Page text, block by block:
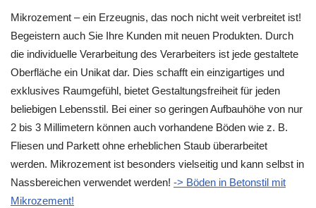
Mikrozement – ein Erzeugnis, das noch nicht weit verbreitet ist!
Begeistern auch Sie Ihre Kunden mit neuen Produkten. Durch
die individuelle Verarbeitung des Verarbeiters ist jede gestaltete
Oberfläche ein Unikat dar. Dies schafft ein einzigartiges und
exklusives Raumgefühl, bietet Gestaltungsfreiheit für jeden
beliebigen Lebensstil. Bei einer so geringen Aufbauhöhe von nur
2 bis 3 Millimetern können auch vorhandene Böden wie z. B.
Fliesen und Parkett ohne erheblichen Staub überarbeitet
werden. Mikrozement ist besonders vielseitig und kann selbst in
Nassbereichen verwendet werden! -> Böden in Betonstil mit
Mikrozement!